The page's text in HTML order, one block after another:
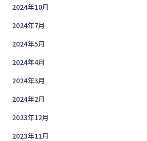
2024年10月
2024年7月
2024年5月
2024年4月
2024年3月
2024年2月
2023年12月
2023年11月